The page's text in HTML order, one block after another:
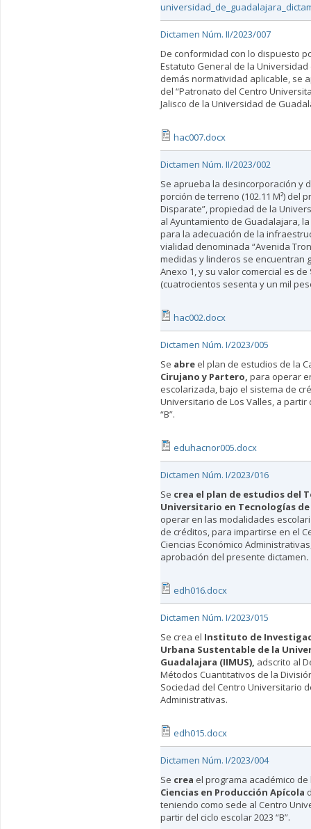
Dictamen Núm. II/2023/007
De conformidad con lo dispuesto
Estatuto General de la
demás normatividad aplicable, se
del “Patronato del Centro
Jalisco de la Universidad de
hac007.docx
Dictamen Núm. II/2023/002
Se aprueba la desincorporación y
porción de terreno (102.11 M²) del
Disparate”, propiedad de la
al Ayuntamiento de Guadalajara,
para la adecuación de la
vialidad denominada “Avenida
medidas y linderos se encuentran
Anexo 1, y su valor comercial es de
(cuatrocientos sesenta y un mil
hac002.docx
Dictamen Núm. I/2023/005
Se abre el plan de estudios de la
Cirujano y Partero, para operar
escolarizada, bajo el sistema de
Universitario de Los Valles, a partir
“B”.
eduhacnor005.docx
Dictamen Núm. I/2023/016
Se crea el plan de estudios del
Universitario en Tecnologías
operar en las modalidades
de créditos, para impartirse en el
Ciencias Económico
aprobación del presente dictamen.
edh016.docx
Dictamen Núm. I/2023/015
Se crea el Instituto de
Urbana Sustentable de la
Guadalajara (IIMUS), adscrito al
Métodos Cuantitativos de la
Sociedad del Centro Universitario
Administrativas.
edh015.docx
Dictamen Núm. I/2023/004
Se crea el programa académico
Ciencias en Producción Apícola
teniendo como sede al Centro
partir del ciclo escolar 2023 “B”.